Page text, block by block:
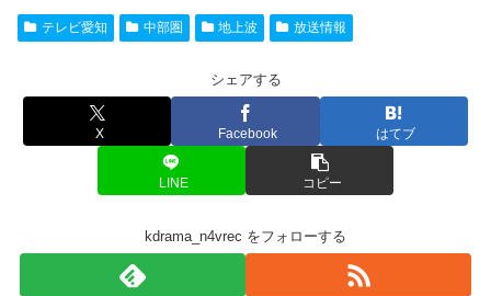
テレビ愛知 中部圏 地上波 放送情報
シェアする
X Facebook はてブ
LINE コピー
kdrama_n4vrec をフォローする